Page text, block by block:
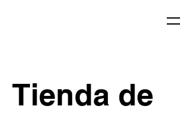
Tienda de